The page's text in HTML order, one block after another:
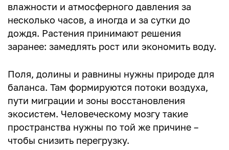
влажности и атмосферного давления за
несколько часов, а иногда и за сутки до
дождя. Растения принимают решения
заранее: замедлять рост или экономить воду.
Поля, долины и равнины нужны природе для
баланса. Там формируются потоки воздуха,
пути миграции и зоны восстановления
экосистем. Человеческому мозгу такие
пространства нужны по той же причине –
чтобы снизить перегрузку.